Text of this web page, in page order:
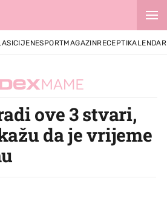
CIJENESPORTMAGAZINRECEPTIKALENDAR
ove 3 stvari,
da je vrijeme